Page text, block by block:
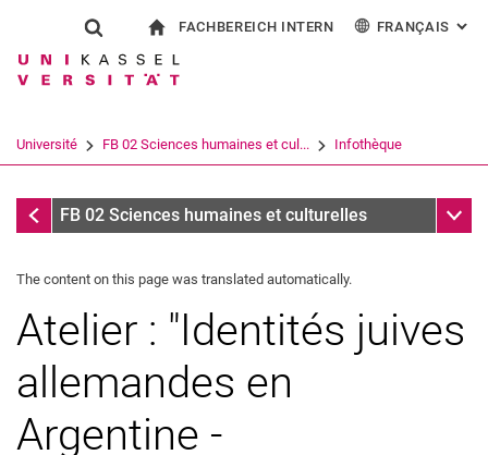
Jump directly to: content
Jump directly to: search
Jump directly to: main
Show search form
Search term
Search (opens an external link in a
FACHBEREICH INTERN FRANÇAIS :
Italiano
Université FB 02 Sciences humaines et cul... Infothèque
Infothèque
FB 02 Sciences humaines et culturelles Sub
The content on this page was translated automatically.
Atelier : "Identités juives
allemandes en
Argentine -